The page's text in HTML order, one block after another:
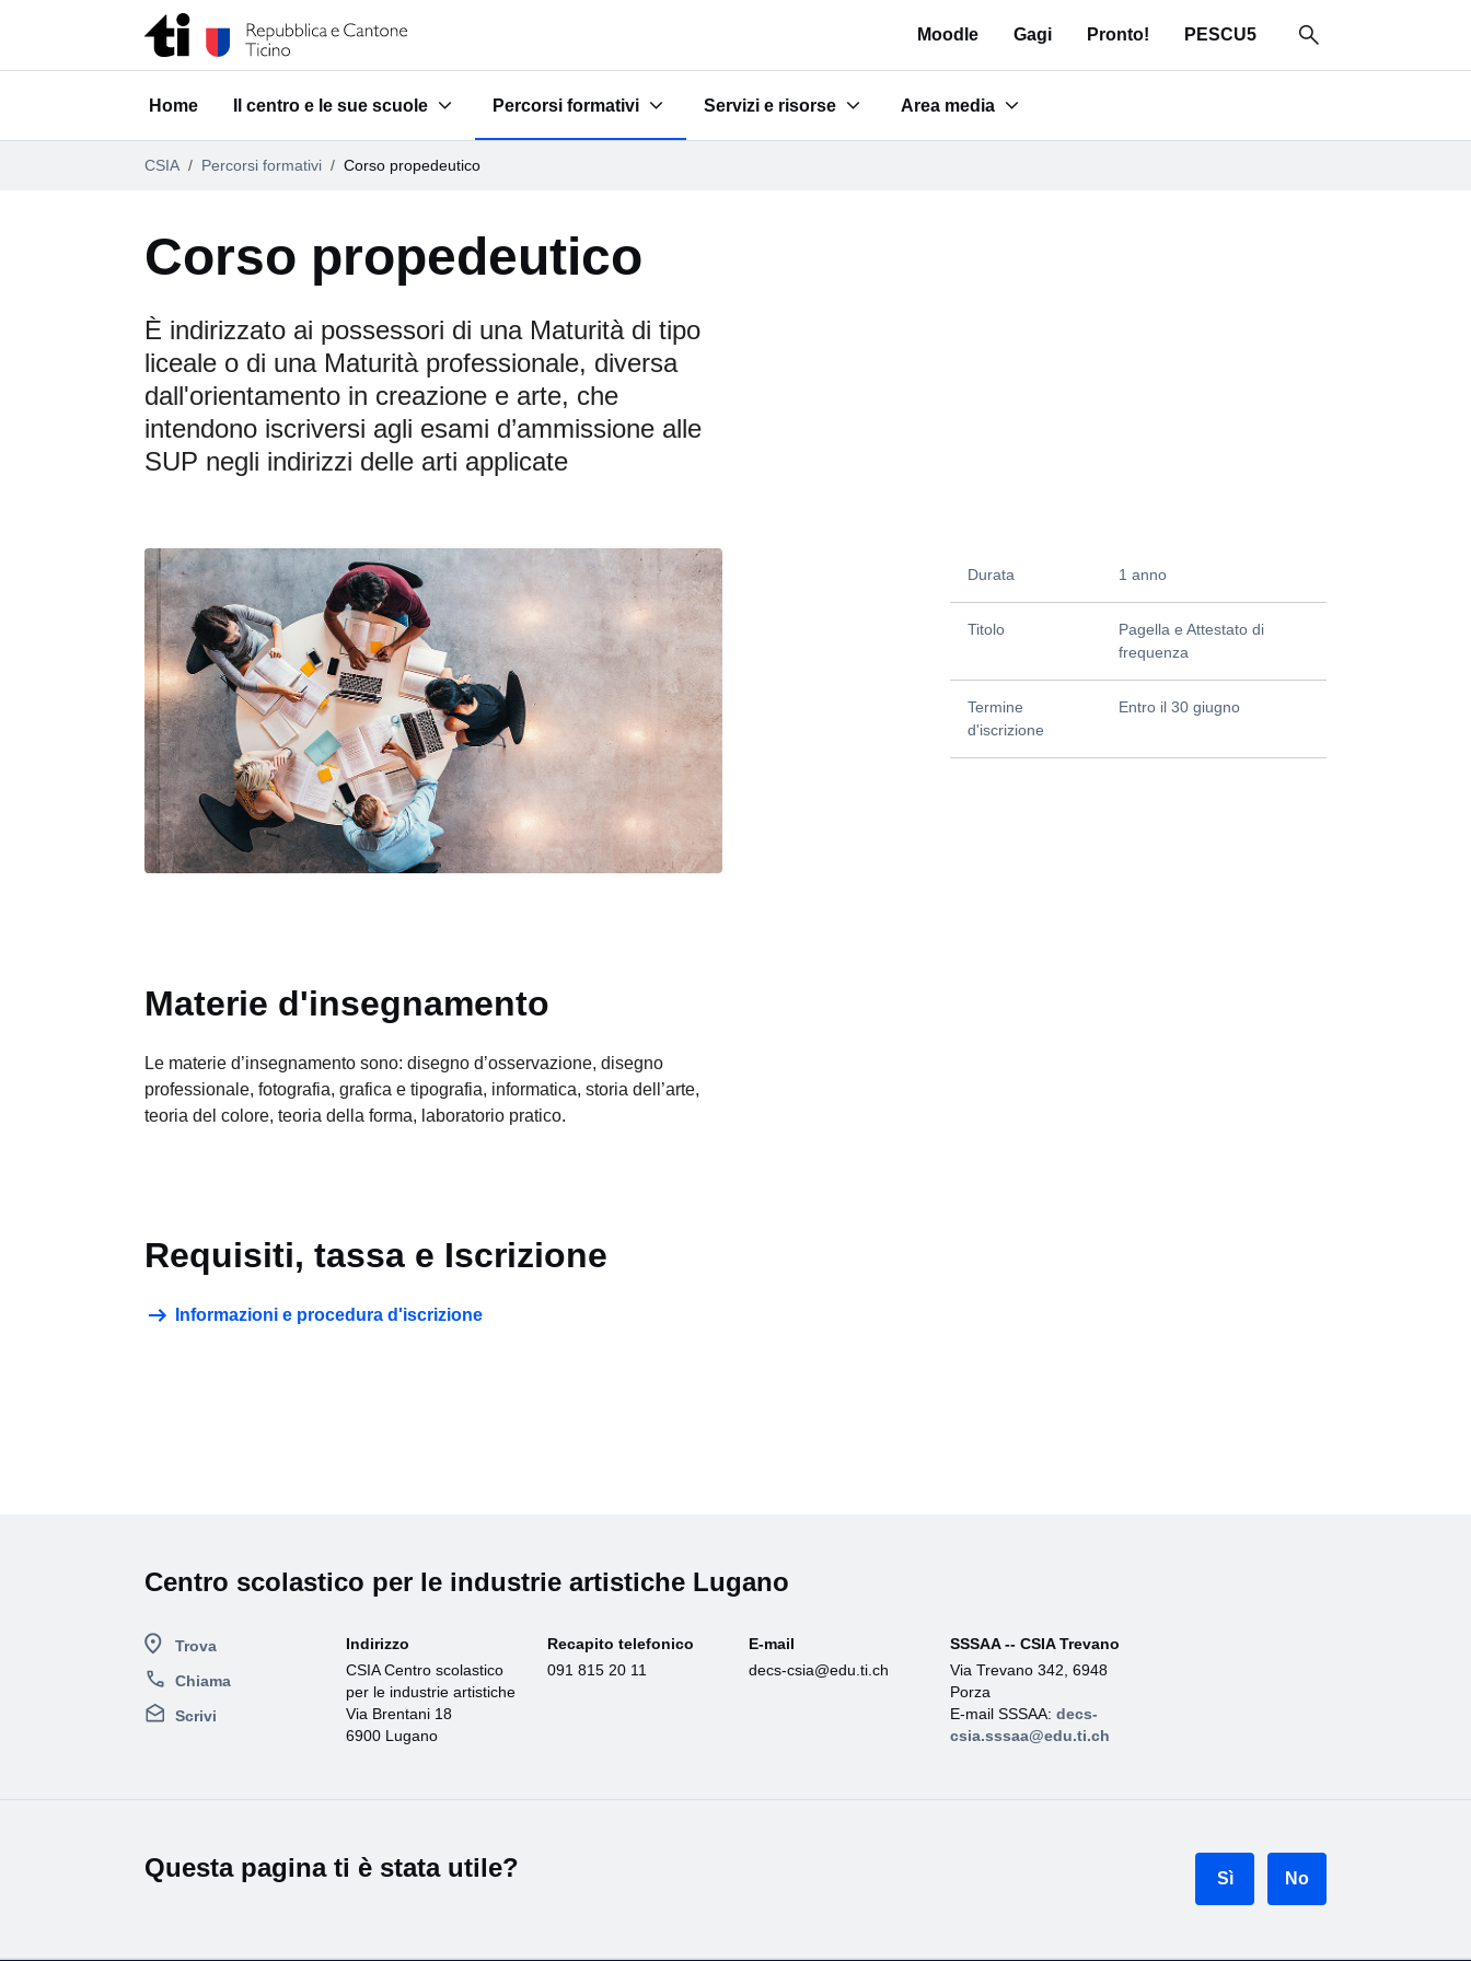
Vai al contenuto della pagina
Moodle
Gagi Pronto! PESCU5
Home Il centro e le sue scuole
Submenu for "Il centro e le sue scuole"
Percorsi formativi
Submenu for "Percorsi formativi"
Servizi e risorse
Submenu for "Servizi e risorse"
Area media
Submenu for "Area media"
CSIA Percorsi formativi Corso propedeutico
Corso propedeutico
È indirizzato ai possessori di una Maturità di tipo
liceale o di una Maturità professionale, diversa
dall'orientamento in creazione e arte, che
intendono iscriversi agli esami d’ammissione alle
SUP negli indirizzi delle arti applicate
Durata 1 anno
Titolo
Pagella e Attestato di
frequenza
Termine
d'iscrizione
Entro il 30 giugno
Materie d'insegnamento
Le materie d’insegnamento sono: disegno d’osservazione, disegno
professionale, fotografia, grafica e tipografia, informatica, storia dell’arte,
teoria del colore, teoria della forma, laboratorio pratico.
Requisiti, tassa e Iscrizione
Informazioni e procedura d'iscrizione
Centro scolastico per le industrie artistiche Lugano
Trova
Chiama
Scrivi
Indirizzo
CSIA Centro scolastico
per le industrie artistiche
Via Brentani 18
6900 Lugano
Recapito telefonico
091 815 20 11
E-mail
decs-csia@edu.ti.ch
SSSAA -- CSIA Trevano
Via Trevano 342, 6948
Porza
E-mail SSSAA: decs-
csia.sssaa@edu.ti.ch
Questa pagina ti è stata utile? Sì No